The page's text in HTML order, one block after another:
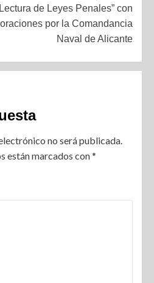
de Leyes Penales” con
por la Comandancia
Naval de Alicante
no será publicada.
están marcados con*